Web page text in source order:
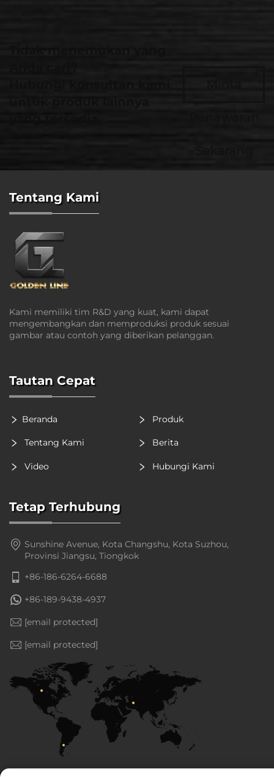
Tentang Kami
Kami memiliki tim R&D yang kuat, kami dapat
mengembangkan dan memproduksi produk sesuai
gambar atau contoh yang diberikan pelanggan.
Tautan Cepat
Beranda Produk
Tentang Kami Berita
Video Hubungi Kami
Tetap Terhubung
Sunshine Avenue, Kota Changshu, Kota Suzhou,
Provinsi Jiangsu, Tiongkok
+86-186-6264-6688
+86-189-9438-4937
[email protected]
[email protected]